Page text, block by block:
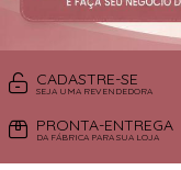
CADASTRE-SE
SEJA UMA REVENDEDORA
PRONTA-ENTREGA
DA FÁBRICA PARA SUA LOJA